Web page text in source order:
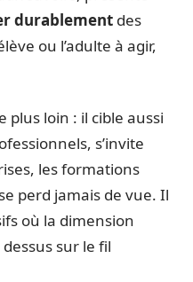
durablement des
ou l’adulte à agir,
plus loin : il cible aussi
s’invite
les formations
perd jamais de vue. Il
où la dimension
sur le fil